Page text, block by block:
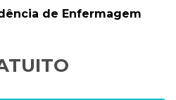
de Enfermagem